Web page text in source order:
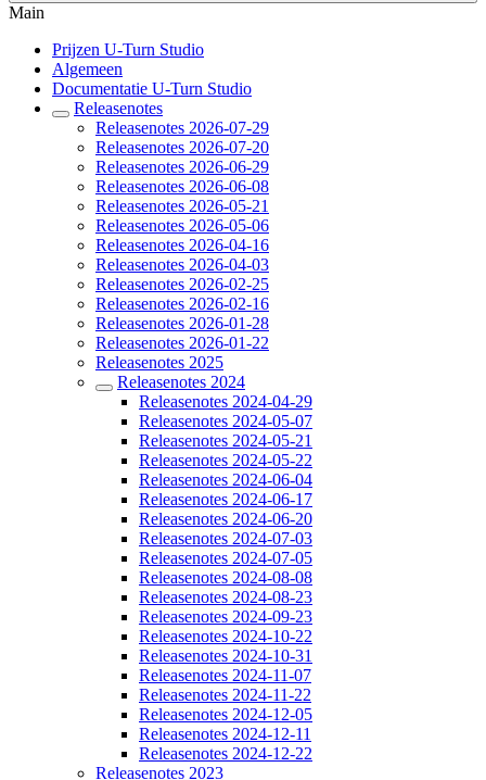
Main
Prijzen U-Turn Studio
Algemeen
Documentatie U-Turn Studio
Releasenotes
Releasenotes 2026-07-29
Releasenotes 2026-07-20
Releasenotes 2026-06-29
Releasenotes 2026-06-08
Releasenotes 2026-05-21
Releasenotes 2026-05-06
Releasenotes 2026-04-16
Releasenotes 2026-04-03
Releasenotes 2026-02-25
Releasenotes 2026-02-16
Releasenotes 2026-01-28
Releasenotes 2026-01-22
Releasenotes 2025
Releasenotes 2024
Releasenotes 2024-04-29
Releasenotes 2024-05-07
Releasenotes 2024-05-21
Releasenotes 2024-05-22
Releasenotes 2024-06-04
Releasenotes 2024-06-17
Releasenotes 2024-06-20
Releasenotes 2024-07-03
Releasenotes 2024-07-05
Releasenotes 2024-08-08
Releasenotes 2024-08-23
Releasenotes 2024-09-23
Releasenotes 2024-10-22
Releasenotes 2024-10-31
Releasenotes 2024-11-07
Releasenotes 2024-11-22
Releasenotes 2024-12-05
Releasenotes 2024-12-11
Releasenotes 2024-12-22
Releasenotes 2023